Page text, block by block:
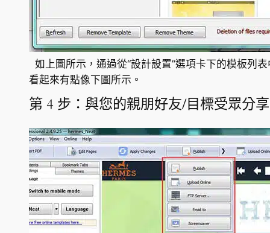
如上圖所示，通過從“設計設置”選項卡下的模板列
看起來有點像下圖所示。
第 4 步：與您的親朋好友/目標受眾分享